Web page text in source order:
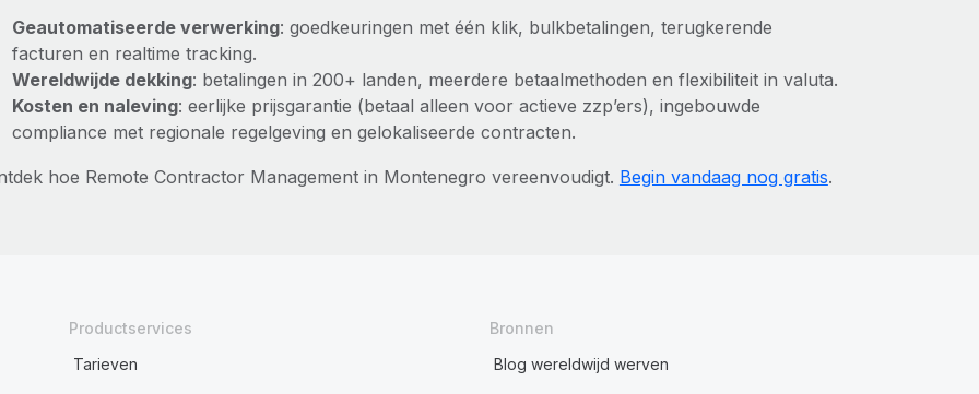
Geautomatiseerde verwerking: goedkeuringen met één klik, bulkbetalingen, terugkerende
facturen en realtime tracking.
Wereldwijde dekking: betalingen in 200+ landen, meerdere betaalmethoden en flexibiliteit in valuta.
Kosten en naleving: eerlijke prijsgarantie (betaal alleen voor actieve zzp’ers), ingebouwde
compliance met regionale regelgeving en gelokaliseerde contracten.
hoe Remote Contractor Management in Montenegro vereenvoudigt. Begin vandaag nog gratis.
Productservices
Tarieven
Bronnen
Blog wereldwijd werven